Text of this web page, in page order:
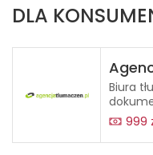
DLA
Biura
999